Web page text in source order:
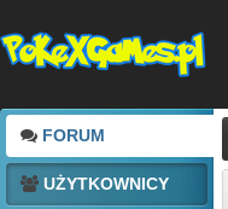
FORUM
UŻYTKOWNICY